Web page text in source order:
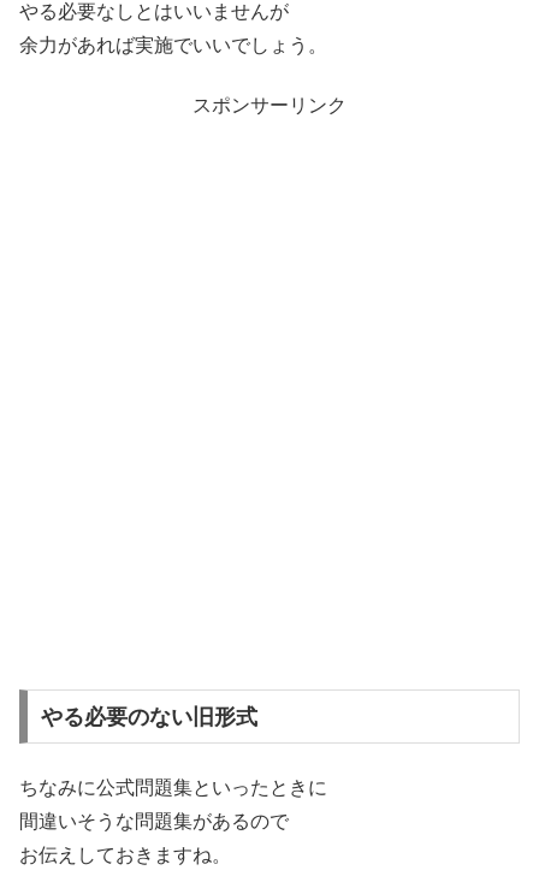
やる必要なしとはいいませんが
余力があれば実施でいいでしょう。
スポンサーリンク
やる必要のない旧形式
ちなみに公式問題集といったときに
間違いそうな問題集があるので
お伝えしておきますね。